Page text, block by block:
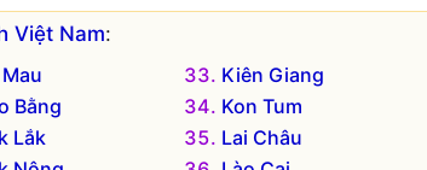
Việt Nam:
Bằng
Lắk
Kiên Giang
Kon Tum
Lai Châu